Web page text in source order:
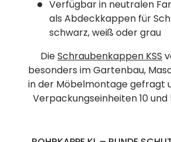
Verfügbar in neutralen
als Abdeckkappen für
schwarz, weiß oder grau
DieSchraubenkappen KSS
besonders im Gartenbau,
in der Möbelmontage gefragt
Verpackungseinheiten 10